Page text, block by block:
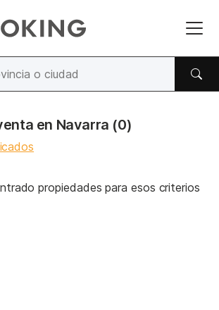
en Navarra (0)
propiedades para esos criterios